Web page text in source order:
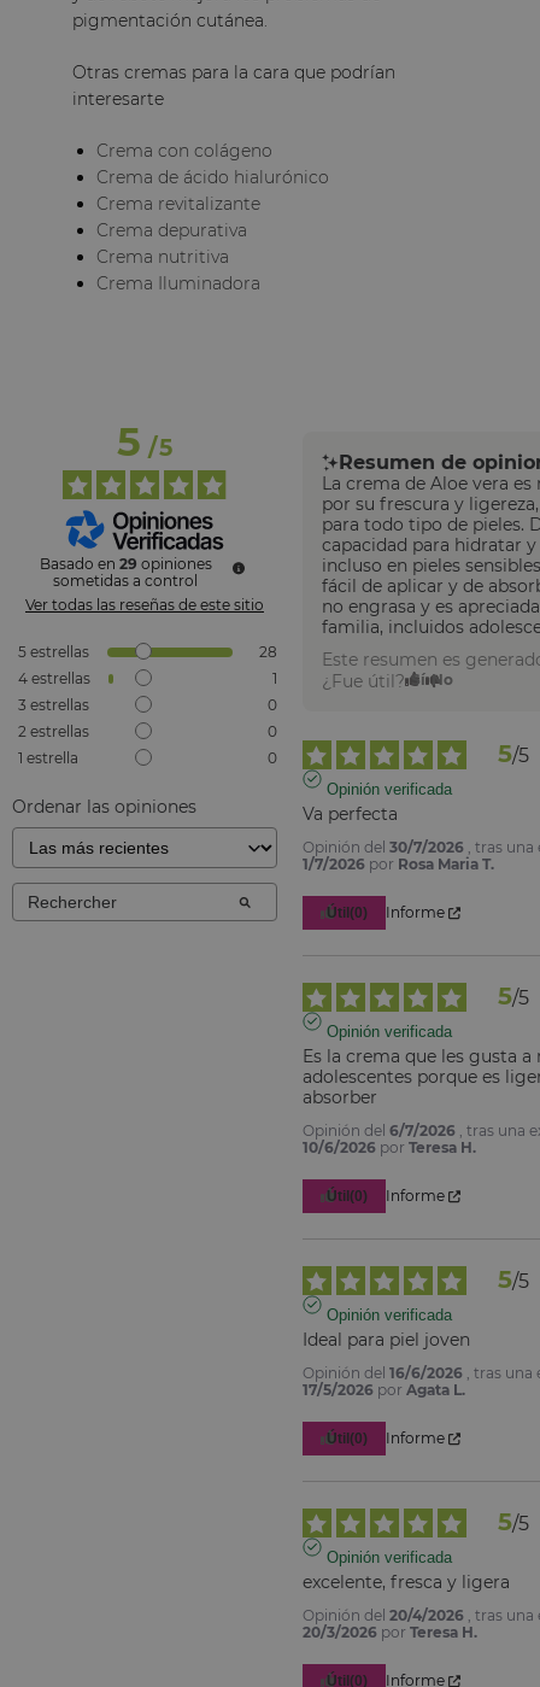
pigmentación cutánea.
Otras cremas para la cara que podrían
interesarte
Crema con colágeno
Crema de ácido hialurónico
Crema revitalizante
Crema depurativa
Crema nutritiva
Crema Iluminadora
5/5
Basado en 29 opiniones
sometidas a control
Ver todas las reseñas de este sitio
5 estrellas
28
4 estrellas
1
3 estrellas
0
2 estrellas
0
1 estrella 0
Ordenar las opiniones
Resumen de
La crema de Aloe vera
por su frescura y
para todo tipo de pieles.
capacidad para hidratar y
incluso en pieles
fácil de aplicar y de
no engrasa y es
familia, incluidos
Este resumen es
¿Fue útil? Sí No
5/5
Opinión verificada
Va perfecta
Opinión del 30/7/2026 , tras una
1/7/2026 por Rosa Maria T.
Útil (0) Informe
5/5
Opinión verificada
Es la crema que les gusta a
adolescentes porque es
absorber
Opinión del 6/7/2026 , tras una
10/6/2026 por Teresa H.
Útil (0) Informe
5/5
Opinión verificada
Ideal para piel joven
Opinión del 16/6/2026 , tras una
17/5/2026 por Agata L.
Útil (0) Informe
5/5
Opinión verificada
excelente, fresca y ligera
Opinión del 20/4/2026 , tras una
20/3/2026 por Teresa H.
Útil (0) Informe